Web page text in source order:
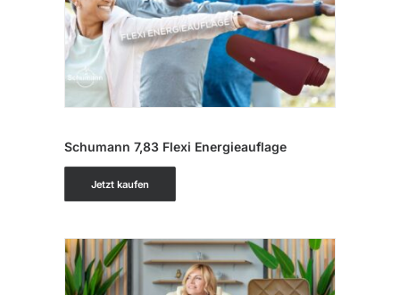
Schumann 7,83 Flexi Energieauflage
Jetzt kaufen